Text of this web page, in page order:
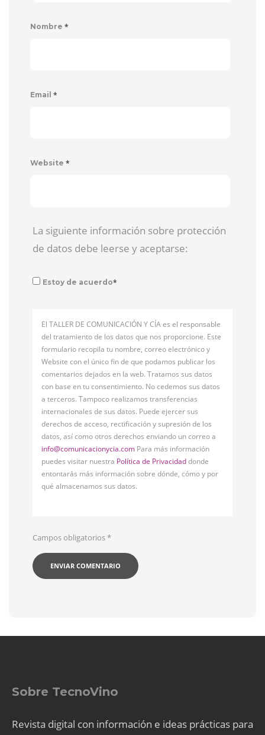
Nombre *
Email *
Website *
La siguiente información sobre protección
de datos debe leerse y aceptarse:
Estoy de acuerdo*
El TALLER DE COMUNICACIÓN Y CÍA es el responsable
del tratamiento de los datos que nos proporcione. Este
formulario recopila tu nombre, correo electrónico y
Website con el único fin de que podamos publicar los
comentarios dejados en la web. Tratamos sus datos
con base en tu consentimiento. No cedemos sus datos
a terceros. Tampoco realizamos transferencias
internacionales de sus datos. Puede ejercer sus
derechos de acceso, rectificación y supresión de los
datos, así como otros derechos enviando un correo a
info@comunicacionycia.com Para más información
puedes visitar nuestra Política de Privacidaddonde
entontarás más información sobre dónde, cómo y por
qué almacenamos sus datos.
Campos obligatorios*
Sobre TecnoVino
Revista digital con información e ideas prácticas para